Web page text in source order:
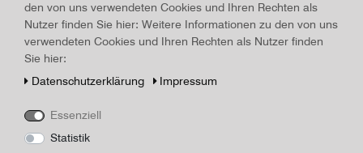
Deutschlands Erneuerung: Monatsschrift für das deutsche Volk,
1926, München, Lehmanns Verlag, 10. Jahrgang, Heft 1, 24,3 x
16,1 cm, 62 Seiten, Zeitschrift, Kapital oben und unten ein- bzw.
abgerissen, nachgedunkelt, Ecken bestoßen, angestrichen ist die
Wertung des Artikels von Paul de Lagarde
Lehmanns Verlag, München
den von uns verwendeten Cookies und Ihren Rechten als
Nutzer finden Sie hier: Weitere Informationen zu den von uns
verwendeten Cookies und Ihren Rechten als Nutzer finden
Sie hier:
Daten­schutz­erklärung
Impressum
Essenziell
Statistik